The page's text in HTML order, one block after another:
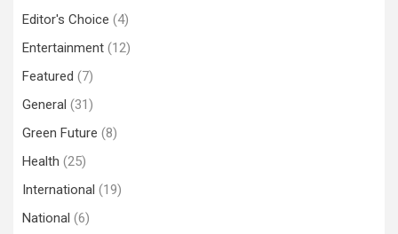
Editor's Choice (4)
Entertainment (12)
Featured (7)
General (31)
Green Future (8)
Health (25)
International (19)
National (6)